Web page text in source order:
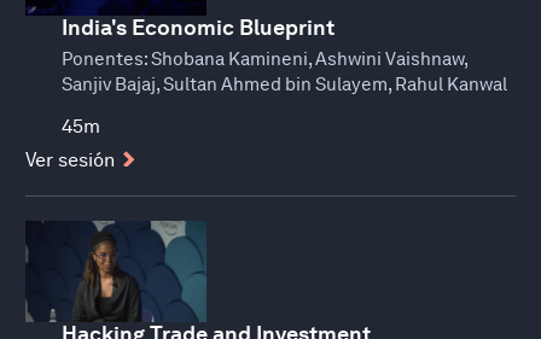
India's Economic Blueprint
Ponentes:Shobana Kamineni, Ashwini Vaishnaw,
Sanjiv Bajaj, Sultan Ahmed bin Sulayem, Rahul Kanwal
45m
Ver sesión
Hacking Trade and Investment